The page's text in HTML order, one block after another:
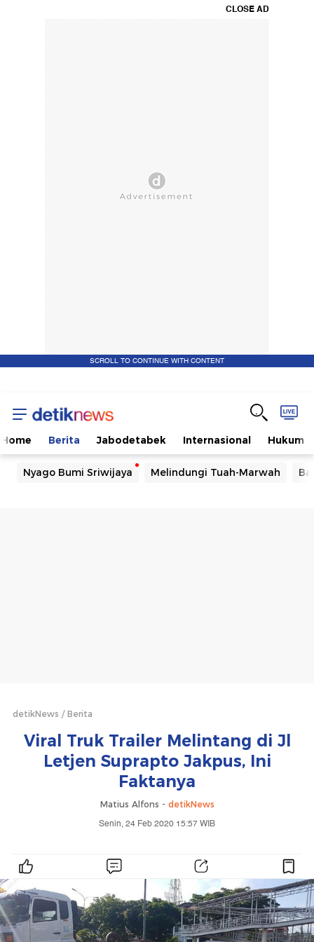
CLOSE AD
SCROLL TO CONTINUE WITH CONTENT
Home Berita Jabodetabek Internasional Hukum
Nyago Bumi Sriwijaya Melindungi Tuah-Marwah
detikNews Berita
Viral Truk Trailer Melintang di Jl
Letjen Suprapto Jakpus, Ini
Faktanya
Matius Alfons - detikNews
Senin, 24 Feb 2020 15:57 WIB